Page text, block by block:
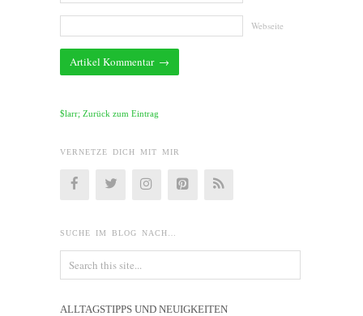
Webseite
$larr; Zurück zum Eintrag
VERNETZE DICH MIT MIR
SUCHE IM BLOG NACH…
ALLTAGSTIPPS UND NEUIGKEITEN